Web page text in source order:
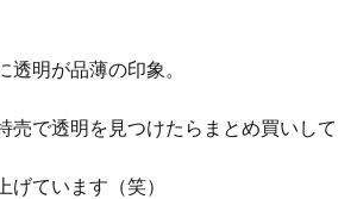
透明が品薄の印象。
売で透明を見つけたらまとめ買いして
げています（笑）